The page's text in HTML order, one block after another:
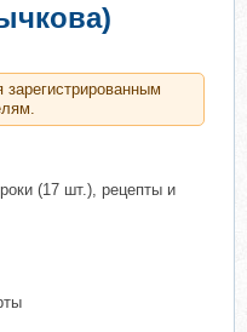
(17 шт.), рецепты и